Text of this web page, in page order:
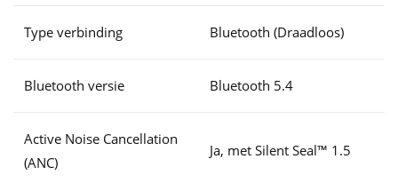
Type verbinding Bluetooth (Draadloos)
Bluetooth versie Bluetooth 5.4
Active Noise Cancellation
(ANC)
Ja, met Silent Seal™ 1.5